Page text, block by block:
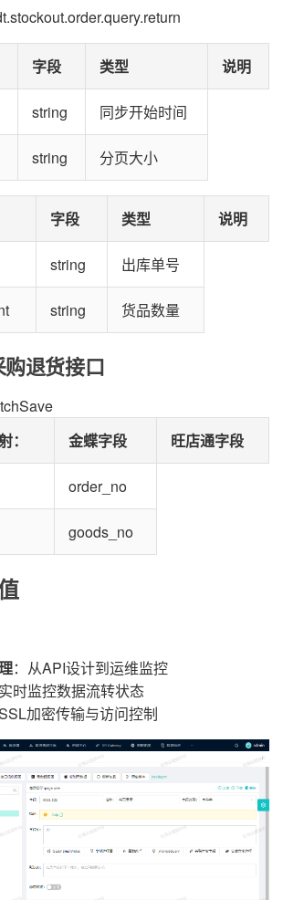
字段 类型 说明
string 同步开始时间
string 分页大小
字段 类型 说明
string 出库单号
string 货品数量
退货接口
： 金蝶字段 旺店通字段
order_no
goods_no
：从API设计到运维监控
时监控数据流转状态
加密传输与访问控制